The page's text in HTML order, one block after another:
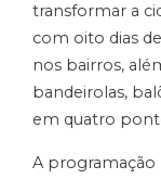
transformar a
com oito dias
nos bairros,
bandeirolas,
em quatro
A programação